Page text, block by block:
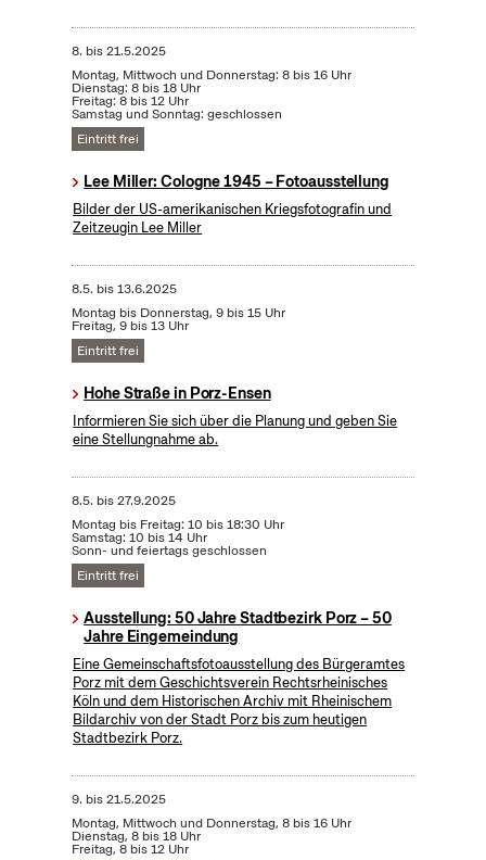
8. bis21.5.2025
Montag, Mittwoch und Donnerstag: 8 bis 16 Uhr
Dienstag: 8 bis 18 Uhr
Freitag: 8 bis 12 Uhr
Samstag und Sonntag: geschlossen
Eintritt frei
Lee Miller: Cologne 1945 – Fotoausstellung
Bilder der US-amerikanischen Kriegsfotografin und
Zeitzeugin Lee Miller
8.5. bis13.6.2025
Montag bis Donnerstag, 9 bis 15 Uhr
Freitag, 9 bis 13 Uhr
Eintritt frei
Hohe Straße in Porz-Ensen
Informieren Sie sich über die Planung und geben Sie
eine Stellungnahme ab.
8.5. bis27.9.2025
Montag bis Freitag: 10 bis 18:30 Uhr
Samstag: 10 bis 14 Uhr
Sonn- und feiertags geschlossen
Eintritt frei
Ausstellung: 50 Jahre Stadtbezirk Porz – 50
Jahre Eingemeindung
Eine Gemeinschaftsfotoausstellung des Bürgeramtes
Porz mit dem Geschichtsverein Rechtsrheinisches
Köln und dem Historischen Archiv mit Rheinischem
Bildarchiv von der Stadt Porz bis zum heutigen
Stadtbezirk Porz.
9. bis21.5.2025
Montag, Mittwoch und Donnerstag, 8 bis 16 Uhr
Dienstag, 8 bis 18 Uhr
Freitag, 8 bis 12 Uhr